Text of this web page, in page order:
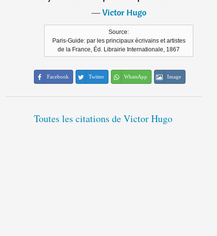
―Victor Hugo
Source:
Paris-Guide: par les principaux écrivains et artistes
de la France, Éd. Librairie Internationale, 1867
Facebook Twitter WhatsApp Image
Toutes les citations de Victor Hugo